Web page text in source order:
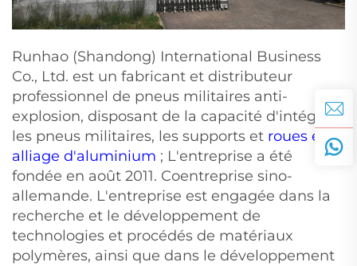
Runhao (Shandong) International Business
Co., Ltd. est un fabricant et distributeur
professionnel de pneus militaires anti-
explosion, disposant de la capacité d'intégrer
les pneus militaires, les supports et roues en
alliage d'aluminium ; L'entreprise a été
fondée en août 2011. Coentreprise sino-
allemande. L'entreprise est engagée dans la
recherche et le développement de
technologies et procédés de matériaux
polymères, ainsi que dans le développement